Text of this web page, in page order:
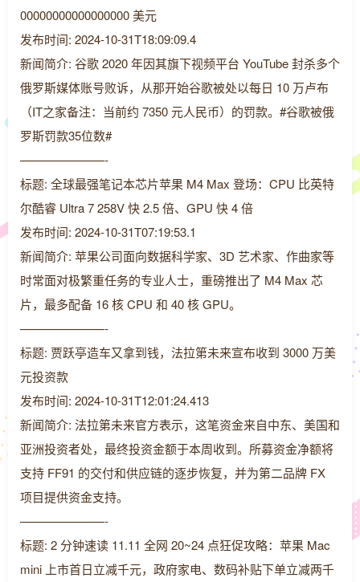
00000000000000000 美元
发布时间: 2024-10-31T18:09:09.4
新闻简介: 谷歌 2020 年因其旗下视频平台 YouTube 封杀多个
俄罗斯媒体账号败诉，从那开始谷歌被处以每日 10 万卢布
（IT之家备注：当前约 7350 元人民币）的罚款。#谷歌被俄
罗斯罚款35位数#
———————-
标题: 全球最强笔记本芯片苹果 M4 Max 登场：CPU 比英特
尔酷睿 Ultra 7 258V 快 2.5 倍、GPU 快 4 倍
发布时间: 2024-10-31T07:19:53.1
新闻简介: 苹果公司面向数据科学家、3D 艺术家、作曲家等
时常面对极繁重任务的专业人士，重磅推出了 M4 Max 芯
片，最多配备 16 核 CPU 和 40 核 GPU。
———————-
标题: 贾跃亭造车又拿到钱，法拉第未来宣布收到 3000 万美
元投资款
发布时间: 2024-10-31T12:01:24.413
新闻简介: 法拉第未来官方表示，这笔资金来自中东、美国和
亚洲投资者处，最终投资金额于本周收到。所募资金净额将
支持 FF91 的交付和供应链的逐步恢复，并为第二品牌 FX
项目提供资金支持。
———————-
标题: 2 分钟速读 11.11 全网 20~24 点狂促攻略：苹果 Mac
mini 上市首日立减千元，政府家电、数码补贴下单立减两千